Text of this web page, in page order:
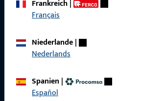
zuverlässig.
Kontaktieren Sie uns
Frankreich|
Français
Niederlande|
Nederlands
Spanien |
Español